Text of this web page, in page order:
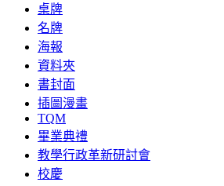
桌牌
名牌
海報
資料夾
書封面
插圖漫畫
TQM
畢業典禮
教學行政革新研討會
校慶